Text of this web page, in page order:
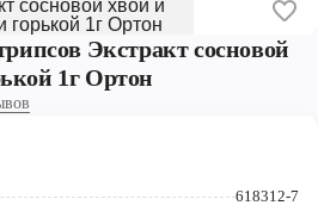
Экстракт сосновой
1г Ортон
618312-7